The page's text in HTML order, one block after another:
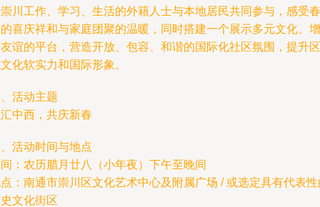
川工作、学习、生活的外籍人士与本地居民共同参与，感受春
喜庆祥和与家庭团聚的温暖，同时搭建一个展示多元文化、增
谊的平台，营造开放、包容、和谐的国际化社区氛围，提升区
化软实力和国际形象。
活动主题
中西，共庆新春
活动时间与地点
：农历腊月廿八（小年夜）下午至晚间
：南通市崇川区文化艺术中心及附属广场 / 或选定具有代表性
文化街区